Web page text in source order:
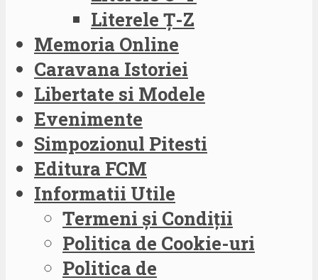
Literele Ț-Z
Memoria Online
Caravana Istoriei
Libertate si Modele
Evenimente
Simpozionul Pitesti
Editura FCM
Informatii Utile
Termeni și Condiții
Politica de Cookie-uri
Politica de